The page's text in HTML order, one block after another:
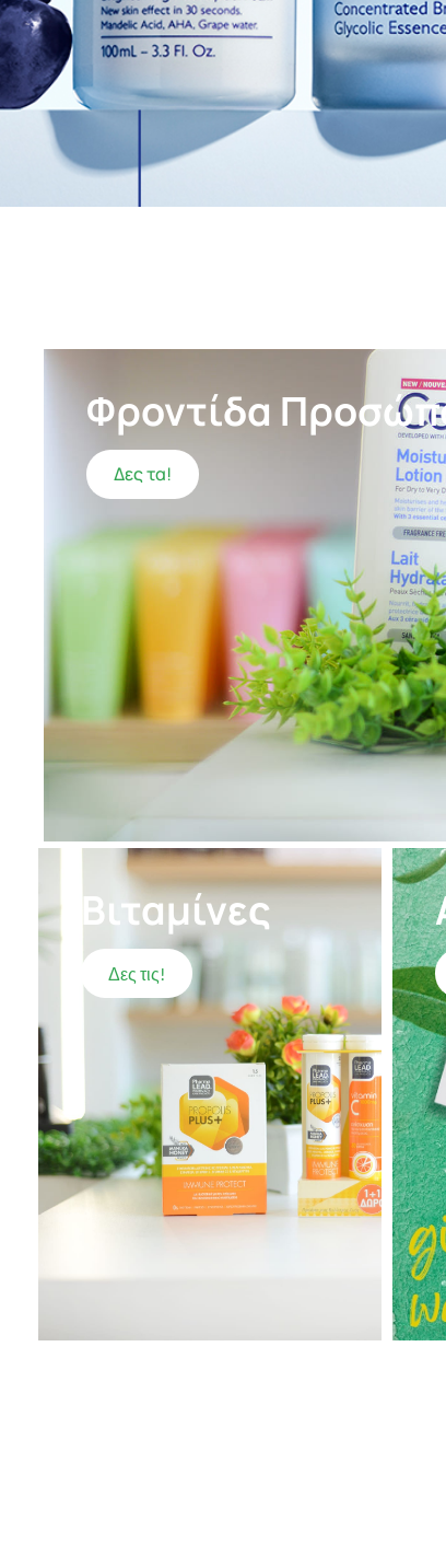
Caudalie
Paris
Δες τα
Φροντίδα
Δες τα!
Βιταμίνες
Δες τις!